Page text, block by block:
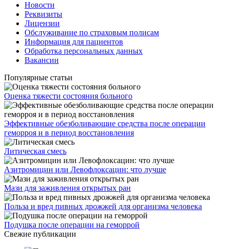
Новости
Реквизиты
Лицензии
Обслуживание по страховым полисам
Информация для пациентов
Обработка персональных данных
Вакансии
Популярные статьи
Оценка тяжести состояния больного
Эффективные обезболивающие средства после операции
геморроя и в период восстановления
Литическая смесь
Азитромицин или Левофлоксацин: что лучше
Мази для заживления открытых ран
Польза и вред пивных дрожжей для организма человека
Подушка после операции на геморрой
Свежие публикации